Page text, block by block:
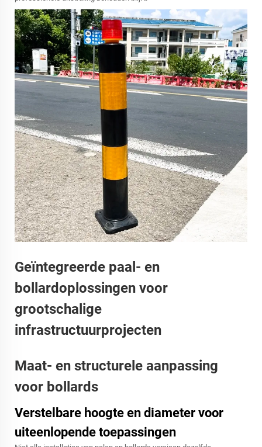
Geïntegreerde paal- en
bollardoplossingen voor
grootschalige
infrastructuurprojecten
Maat- en structurele aanpassing
voor bollards
Verstelbare hoogte en diameter voor
uiteenlopende toepassingen